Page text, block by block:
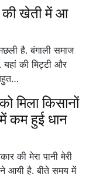
की खेती में आ
है. बंगाली समाज
की मिट्टी और
मिला किसानों
कम हुई धान
की मेरा पानी मेरी
आयी है. बीते समय में